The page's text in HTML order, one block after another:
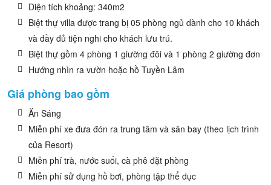
Diện tích khoảng: 340m2
Biệt thự villa được trang bị 05 phòng ngủ dành cho 10 khách
và đầy đủ tiện nghi cho khách lưu trú.
Biệt thự gồm 4 phòng 1 giường đôi và 1 phòng 2 giường đơn
Hướng nhìn ra vườn hoặc hồ Tuyền Lâm
Giá phòng bao gồm
Ăn Sáng
Miễn phí xe đưa đón ra trung tâm và sân bay (theo lịch trình
của Resort)
Miễn phí trà, nước suối, cà phê đặt phòng
Miễn phí sử dụng hồ bơi, phòng tập thể dục